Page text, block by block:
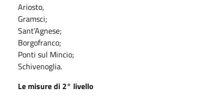
Ariosto,
Gramsci;
Sant’Agnese;
Borgofranco;
Ponti sul Mincio;
Schivenoglia.
Le misure di 2° livello